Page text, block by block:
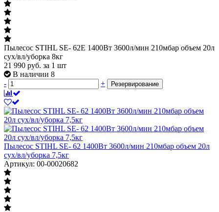
Пылесос STIHL SE- 62E 1400Вт 3600л/мин 210мбар объем 20л
сух/вл/уборка 8кг
21 990 руб. за 1 шт
В наличии 8
-
+ Резервирование
Пылесос STIHL SE- 62 1400Вт 3600л/мин 210мбар объем 20л
сух/вл/уборка 7,5кг
Артикул: 00-00020682